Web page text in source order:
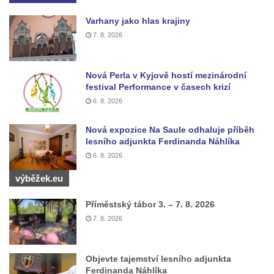
Kenotaf Leopolda Malata na hřbitově v
Dolním Podluží
Kenotaf Antona Klause na hřbitově v
Kenotaf Heinricha Klause na hřbitově v
Dolním Podluží
Podluží
Pomník obětem 1. světové války na
židovském hřbitově v Mostě
Račicích
Pamětní deska Miroslava Švice na domě
čp. 43 v Lužci nad Vltavou
Pomník obětem 2. světové války v ulici 1.
Varhany jako hlas krajiny
7. 8. 2026
Nová Perla v Kyjově hostí mezinárodní
festival Performance v časech krizí
6. 8. 2026
Nová expozice Na Saule odhaluje příběh
lesního adjunkta Ferdinanda Náhlíka
6. 8. 2026
výběžek.eu
Příměstský tábor 3. – 7. 8. 2026
7. 8. 2026
Objevte tajemství lesního adjunkta
Ferdinanda Náhlíka